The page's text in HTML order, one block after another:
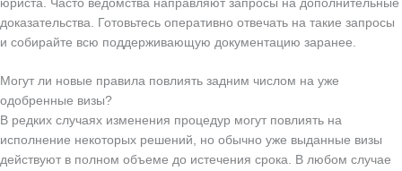
юриста. Часто ведомства направляют запросы на дополнительные
доказательства. Готовьтесь оперативно отвечать на такие запросы
и собирайте всю поддерживающую документацию заранее.
Могут ли новые правила повлиять задним числом на уже
одобренные визы?
В редких случаях изменения процедур могут повлиять на
исполнение некоторых решений, но обычно уже выданные визы
действуют в полном объеме до истечения срока. В любом случае